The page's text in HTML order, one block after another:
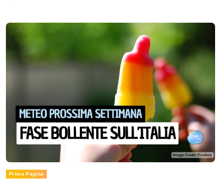
Prima Pagina